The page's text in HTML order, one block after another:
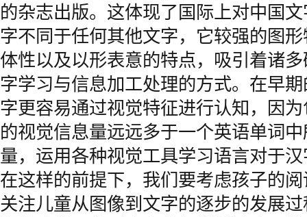
的杂志出版。这体现了国际上对中国
字不同于任何其他文字，它较强的图
体性以及以形表意的特点，吸引着诸
字学习与信息加工处理的方式。在早
字更容易通过视觉特征进行认知，因
的视觉信息量远远多于一个英语单词
量，运用各种视觉工具学习语言对于
在这样的前提下，我们要考虑孩子的
关注儿童从图像到文字的逐步的发展过